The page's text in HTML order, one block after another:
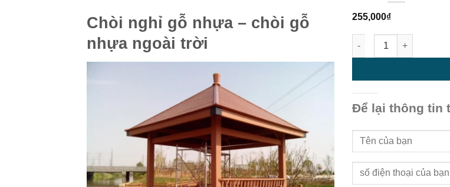
Chòi nghỉ gỗ nhựa – chòi gỗ
nhựa ngoài trời
255,000₫
Chòi nghỉ gỗ nhựa -
Để lại thông tin